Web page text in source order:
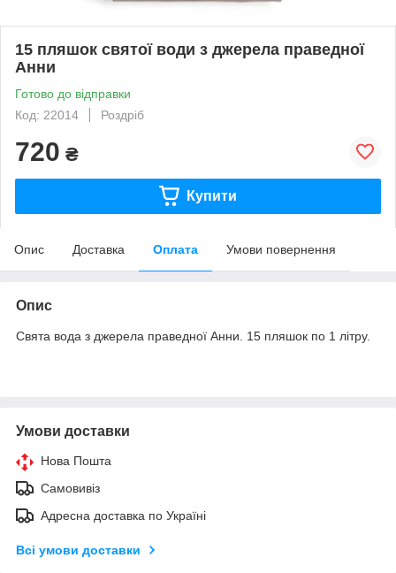
15 пляшок святої води з джерела праведної
Анни
Готово до відправки
Код: 22014
Роздріб
720 ₴
Купити
Опис Доставка Оплата Умови повернення
Опис
Свята вода з джерела праведної Анни. 15 пляшок по 1 літру.
Умови доставки
Нова Пошта
Самовивіз
Адресна доставка по Україні
Всі умови доставки